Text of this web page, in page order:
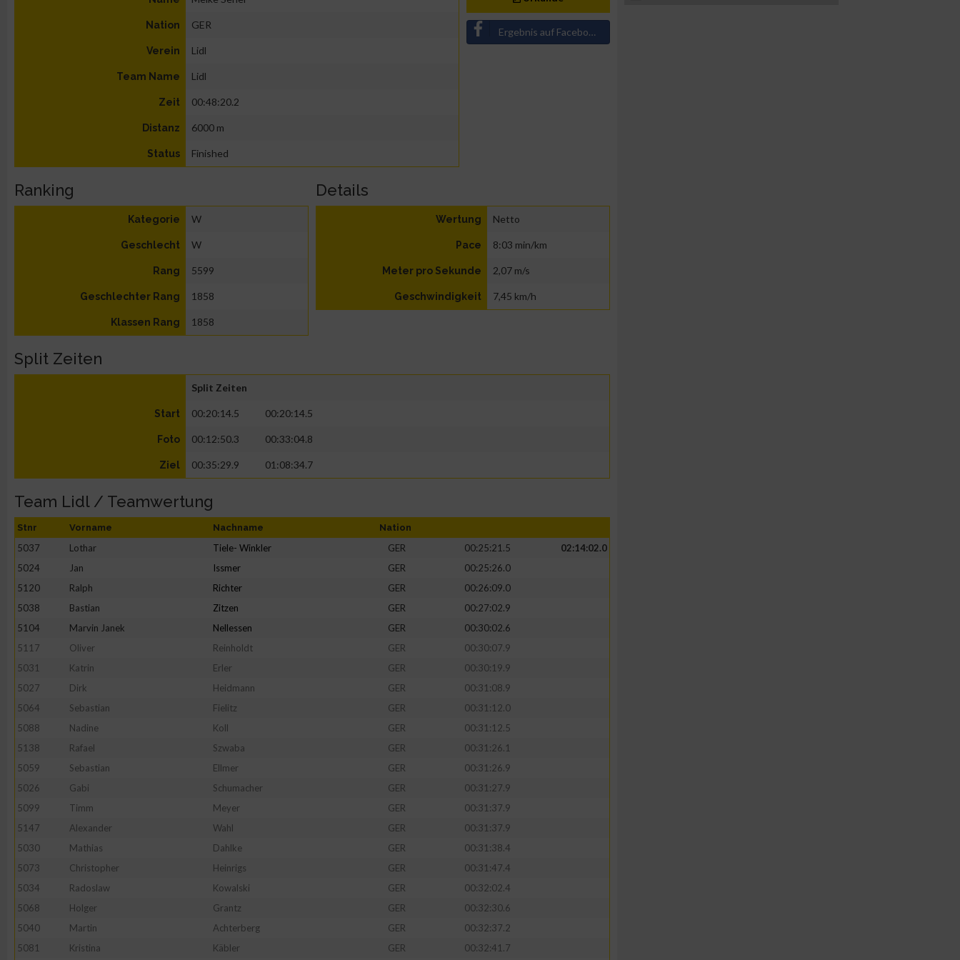
Nation GER
Verein Lidl
Team Name Lidl
Zeit 00:48:20.2
Distanz 6000 m
Status Finished
Ergebnis auf Facebook teilen
Ranking
Kategorie W
Geschlecht W
Rang 5599
Geschlechter Rang 1858
Klassen Rang 1858
Details
Wertung Netto
Pace 8:03 min/km
Meter pro Sekunde 2,07 m/s
Geschwindigkeit 7,45 km/h
Split Zeiten
Split Zeiten
Start 00:20:14.5 00:20:14.5
Foto 00:12:50.3 00:33:04.8
Ziel 00:35:29.9 01:08:34.7
Team Lidl / Teamwertung
Stnr Vorname Nachname Nation
5037 Lothar Tiele- Winkler GER 00:25:21.5
02:14:02.0
5024
Jan Issmer GER
00:25:26.0
5120
Ralph Richter GER
00:26:09.0
5038
Bastian Zitzen GER
00:27:02.9
5104
Marvin Janek Nellessen GER
00:30:02.6
5117
Oliver Reinholdt GER
00:30:07.9
5031
Katrin Erler GER
00:30:19.9
5027
Dirk Heidmann GER
00:31:08.9
5064
Sebastian Fielitz GER
00:31:12.0
5088
Nadine Koll GER
00:31:12.5
5138
Rafael Szwaba GER
00:31:26.1
5059
Sebastian Ellmer GER
00:31:26.9
5026
Gabi Schumacher GER
00:31:27.9
5099
Timm Meyer GER
00:31:37.9
5147
Alexander Wahl GER
00:31:37.9
5030
Mathias Dahlke GER
00:31:38.4
5073
Christopher Heinrigs GER
00:31:47.4
5034
Radoslaw Kowalski GER
00:32:02.4
5068
Holger Grantz GER
00:32:30.6
5040
Martin Achterberg GER
00:32:37.2
5081
Kristina Käbler GER
00:32:41.7